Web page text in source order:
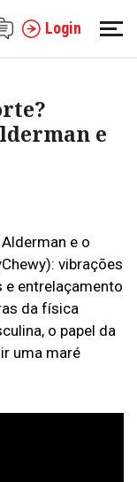
Login
e
e o
vibrações
entrelaçamento
da física
o papel da
uma maré